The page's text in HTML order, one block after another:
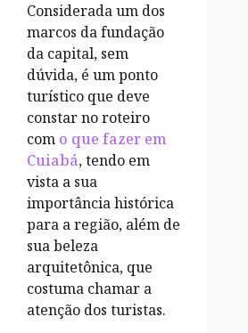
Considerada um dos
marcos da fundação
da capital, sem
dúvida, é um ponto
turístico que deve
constar no roteiro
com o que fazer em
Cuiabá, tendo em
vista a sua
importância histórica
para a região, além de
sua beleza
arquitetônica, que
costuma chamar a
atenção dos turistas.